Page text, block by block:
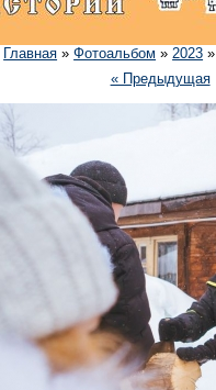
Главная »Фотоальбом »2023
« Предыдущая